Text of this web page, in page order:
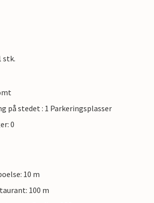
stk.
på stedet : 1 Parkeringsplasser
0
10 m
100 m